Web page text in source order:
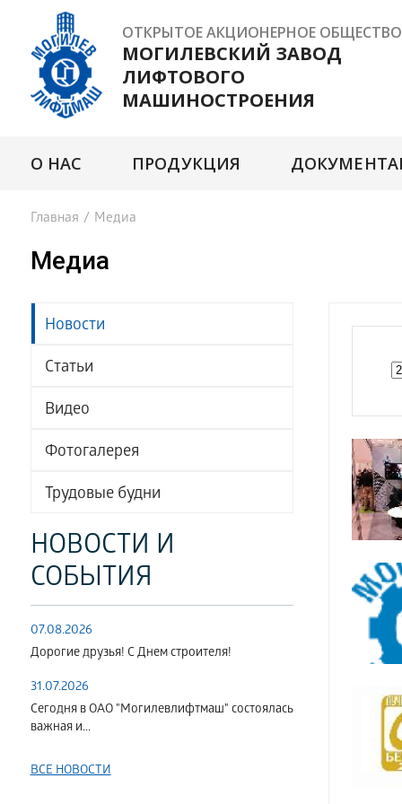
ОТКРЫТОЕ АКЦИОНЕРНОЕ ОБЩЕСТВО
МОГИЛЕВСКИЙ ЗАВОД
ЛИФТОВОГО
МАШИНОСТРОЕНИЯ
О НАС ПРОДУКЦИЯ
Главная / Медиа
Медиа
Новости
Статьи
Видео
Фотогалерея
Трудовые будни
НОВОСТИ И
СОБЫТИЯ
07.08.2026
Дорогие друзья! С Днем строителя!
31.07.2026
Сегодня в ОАО "Могилевлифтмаш" состоялась
важная и...
ВСЕ НОВОСТИ